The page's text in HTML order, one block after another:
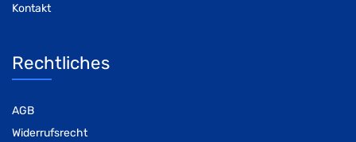
Kontakt
Rechtliches
AGB
Widerrufsrecht